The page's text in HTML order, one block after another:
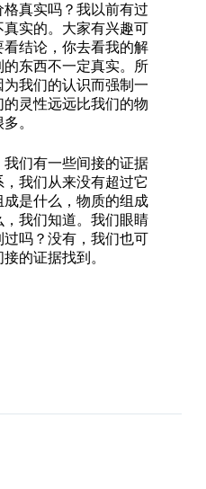
真实吗？我以前有过
实的。大家有兴趣可
结论，你去看我的解
东西不一定真实。所
我们的认识而强制一
灵性远远比我们的物
。
们有一些间接的证据
我们从来没有超过它
是什么，物质的组成
我们知道。我们眼睛
吗？没有，我们也可
的证据找到。